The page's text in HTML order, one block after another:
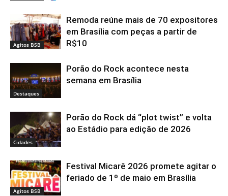
Agitos BSB
Remoda reúne mais de 70 expositores
em Brasília com peças a partir de
R$10
Destaques
Porão do Rock acontece nesta
semana em Brasília
Cidades
Porão do Rock dá “plot twist” e volta
ao Estádio para edição de 2026
Agitos BSB
Festival Micarê 2026 promete agitar o
feriado de 1º de maio em Brasília